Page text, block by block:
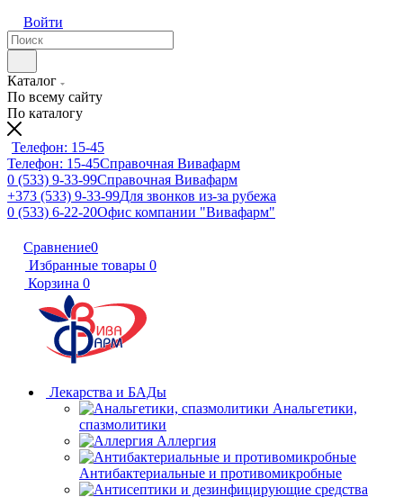
Войти
Каталог
По всему сайту
По каталогу
Телефон: 15-45
Телефон: 15-45Справочная Вивафарм
0 (533) 9-33-99Справочная Вивафарм
+373 (533) 9-33-99Для звонков из-за рубежа
0 (533) 6-22-20Офис компании "Вивафарм"
Сравнение0
Избранные товары 0
Корзина 0
Лекарства и БАДы
Анальгетики,
спазмолитики
Аллергия
Антибактериальные и противомикробные